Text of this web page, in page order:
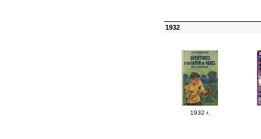
1932
1932 г.